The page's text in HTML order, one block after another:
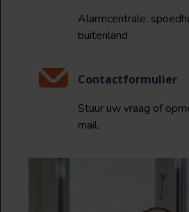
Alarmcentrale:
buitenland
Contactformulier
Stuur uw vraag of
mail.